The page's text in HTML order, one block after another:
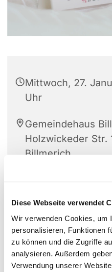
Diese Webseite verwendet
Wir verwenden Cookies, um
personalisieren, Funktionen
zu können und die Zugriffe
analysieren. Außerdem
Verwendung unserer
Mittwoch, 27.
Uhr
Gemeindehaus
Holzwickeder Str.
Billmerich